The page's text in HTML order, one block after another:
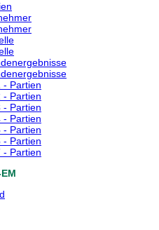
- Partien
- Partien
- Partien
- Partien
- Partien
- Partien
- Partien